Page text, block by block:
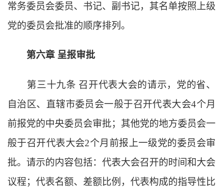
常务委员会委员、书记、副书记，其名单按照上级
党的委员会批准的顺序排列。
第六章 呈报审批
第三十九条 召开代表大会的请示，党的省、
自治区、直辖市委员会一般于召开代表大会4个月
前报党的中央委员会审批；其他党的地方委员会一
般于召开代表大会2个月前报上一级党的委员会审
批。请示的内容包括：代表大会召开的时间和大会
议程；代表名额、差额比例，代表构成的指导性比